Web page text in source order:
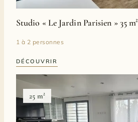
Studio « Le Jardin Parisien » 35 m²
1 à 2 personnes
DÉCOUVRIR
25 m²